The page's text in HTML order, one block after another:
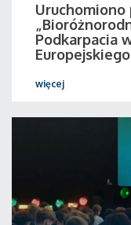
Podkarpacia
więcej